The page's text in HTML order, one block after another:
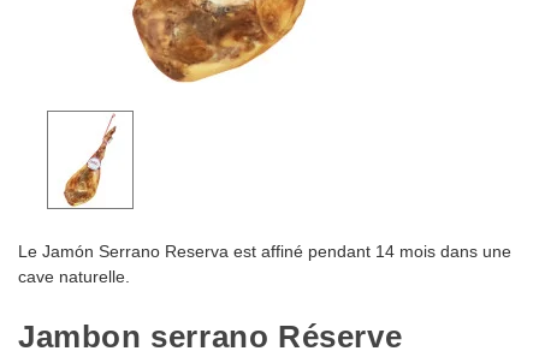
Le Jamón Serrano Reserva est affiné pendant 14 mois dans une
cave naturelle.
Jambon serrano Réserve